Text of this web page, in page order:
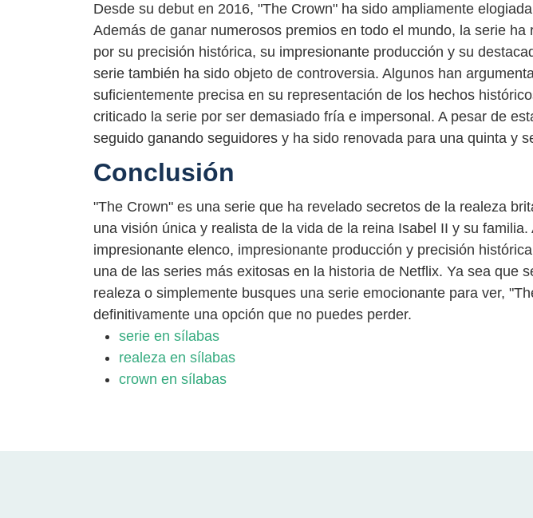
Desde su debut en 2016, "The Crown" ha sido ampliamente
Además de ganar numerosos premios en todo el mundo, la serie ha
por su precisión histórica, su impresionante producción y su
serie también ha sido objeto de controversia. Algunos han
suficientemente precisa en su representación de los hechos
criticado la serie por ser demasiado fría e impersonal. A pesar de
seguido ganando seguidores y ha sido renovada para una quinta y
Conclusión
"The Crown" es una serie que ha revelado secretos de la realeza
una visión única y realista de la vida de la reina Isabel II y su familia.
impresionante elenco, impresionante producción y precisión
una de las series más exitosas en la historia de Netflix. Ya sea que
realeza o simplemente busques una serie emocionante para ver,
definitivamente una opción que no puedes perder.
serie en sílabas
realeza en sílabas
crown en sílabas